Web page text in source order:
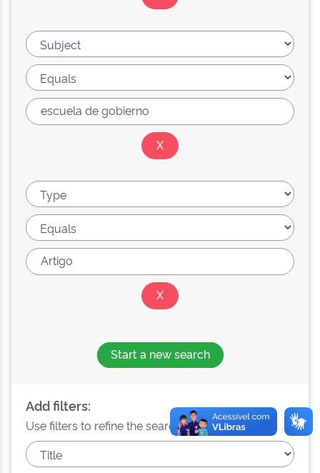
Start a new search
Add filters:
Use filters to refine the search results.